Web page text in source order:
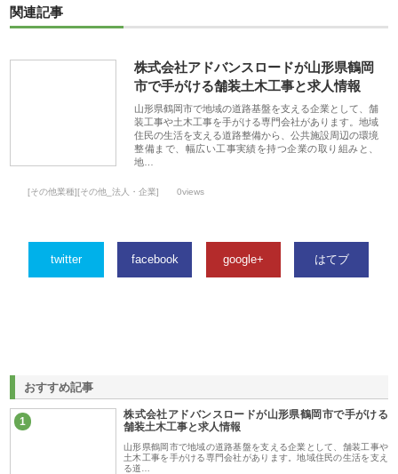
関連記事
株式会社アドバンスロードが山形県鶴岡
市で手がける舗装土木工事と求人情報
山形県鶴岡市で地域の道路基盤を支える企業として、舗
装工事や土木工事を手がける専門会社があります。地域
住民の生活を支える道路整備から、公共施設周辺の環境
整備まで、幅広い工事実績を持つ企業の取り組みと、
地…
[その他業種][その他_法人・企業] 0views
twitter facebook google+ はてブ
おすすめ記事
1
株式会社アドバンスロードが山形県鶴岡市で手がける
舗装土木工事と求人情報
山形県鶴岡市で地域の道路基盤を支える企業として、舗装工事や
土木工事を手がける専門会社があります。地域住民の生活を支え
る道…